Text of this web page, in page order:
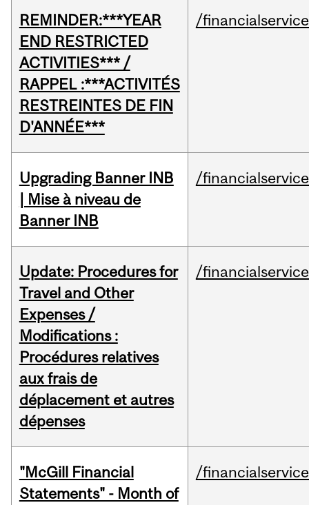
REMINDER:***YEAR
END RESTRICTED
ACTIVITIES*** /
RAPPEL :***ACTIVITÉS
RESTREINTES DE FIN
D'ANNÉE***
/
Upgrading Banner INB
| Mise à niveau de
Banner INB
/
Update: Procedures for
Travel and Other
Expenses /
Modifications :
Procédures relatives
aux frais de
déplacement et autres
dépenses
/
"McGill Financial
Statements" - Month of
/